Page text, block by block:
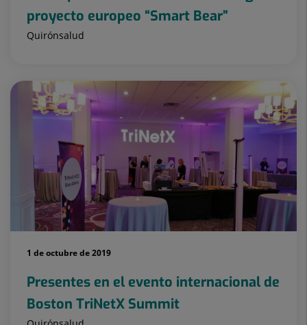
proyecto europeo “Smart Bear”
Quirónsalud
1 de octubre de 2019
Presentes en el evento internacional de
Boston TriNetX Summit